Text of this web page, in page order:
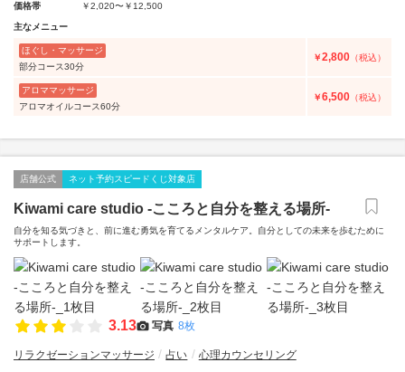
価格帯
￥2,020〜￥12,500
主なメニュー
ほぐし・マッサージ
部分コース30分
￥2,800 （税込）
アロママッサージ
アロマオイルコース60分
￥6,500 （税込）
店舗公式 ネット予約スピードくじ対象店
Kiwami care studio -こころと自分を整える場所-
自分を知る気づきと、前に進む勇気を育てるメンタルケア。自分としての未来を歩むために
サポートします。
3.13 写真 8枚
リラクゼーションマッサージ 占い 心理カウンセリング